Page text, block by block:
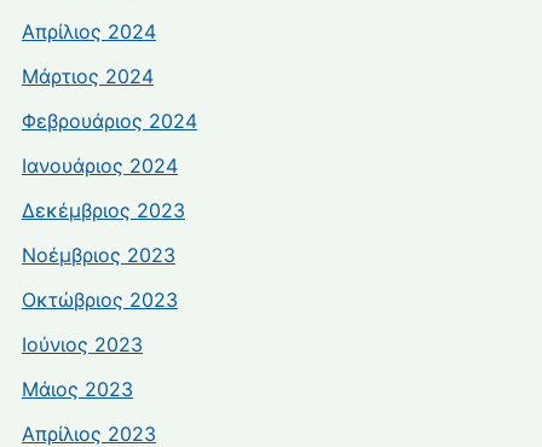
Απρίλιος 2024
Μάρτιος 2024
Φεβρουάριος 2024
Ιανουάριος 2024
Δεκέμβριος 2023
Νοέμβριος 2023
Οκτώβριος 2023
Ιούνιος 2023
Μάιος 2023
Απρίλιος 2023